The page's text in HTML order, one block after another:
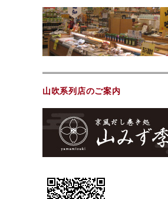
山吹系列店のご案内